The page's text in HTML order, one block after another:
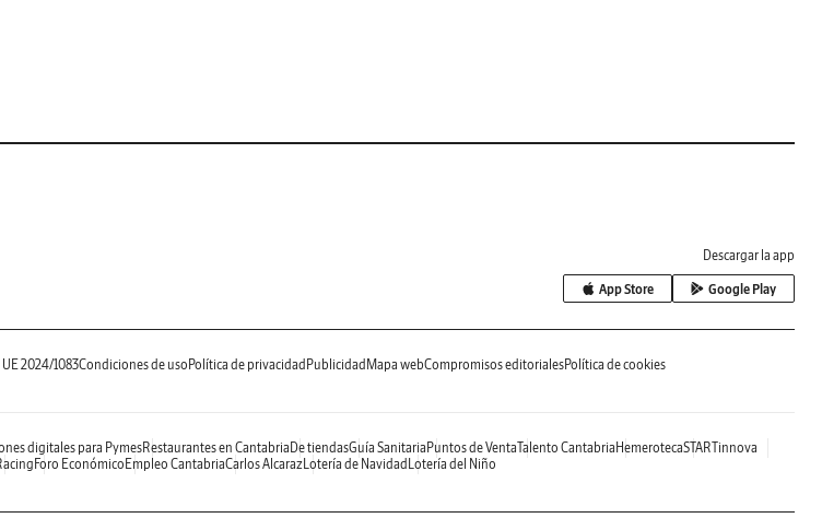
Descargar la app
App Store Google Play
2024/1083Condiciones de uso Política de privacidad Publicidad Mapa webCompromisos editorialesPolítica de cookies
digitales para PymesRestaurantes en Cantabria De tiendasGuía Sanitaria Puntos de VentaTalento Cantabria HemerotecaSTARTinnova
Foro Económico Empleo CantabriaCarlos AlcarazLotería de Navidad Lotería del Niño